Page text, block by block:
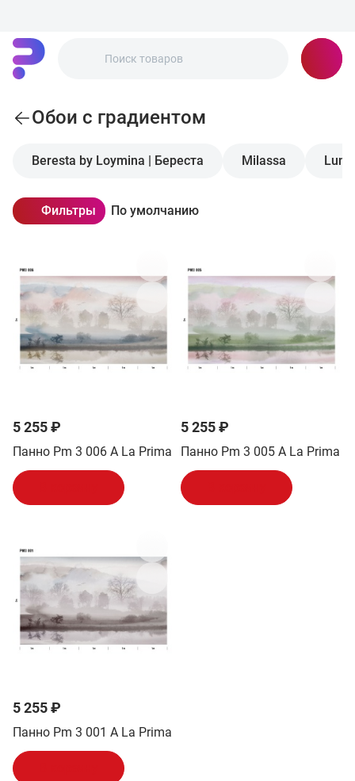
Обои с градиентом
Beresta by Loymina | Береста Milassa
Фильтры По умолчанию
5 255 ₽
Панно Pm 3 006 A La Prima
5 255 ₽
Панно Pm 3 005 A La Prima
5 255 ₽
Панно Pm 3 001 A La Prima